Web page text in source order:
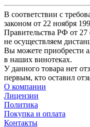
В соответствии с
законом от 22 ноября
Правительства РФ от
не осуществляем
Вы можете приобрести
в наших винотеках.
У данного товара нет
первым, кто оставил
О компании
Лицензии
Политика
Покупка и оплата
Контакты